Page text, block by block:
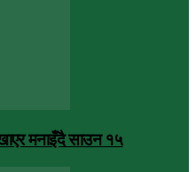
मनाइँदै साउन १५